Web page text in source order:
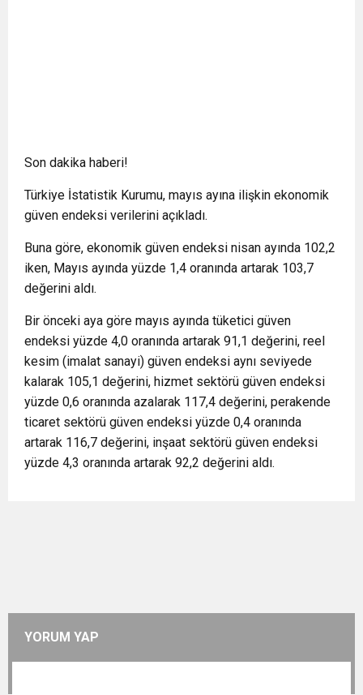
Son dakika haberi!
Türkiye İstatistik Kurumu, mayıs ayına ilişkin ekonomik
güven endeksi verilerini açıkladı.
Buna göre, ekonomik güven endeksi nisan ayında 102,2
iken, Mayıs ayında yüzde 1,4 oranında artarak 103,7
değerini aldı.
Bir önceki aya göre mayıs ayında tüketici güven
endeksi yüzde 4,0 oranında artarak 91,1 değerini, reel
kesim (imalat sanayi) güven endeksi aynı seviyede
kalarak 105,1 değerini, hizmet sektörü güven endeksi
yüzde 0,6 oranında azalarak 117,4 değerini, perakende
ticaret sektörü güven endeksi yüzde 0,4 oranında
artarak 116,7 değerini, inşaat sektörü güven endeksi
yüzde 4,3 oranında artarak 92,2 değerini aldı.
YORUM YAP